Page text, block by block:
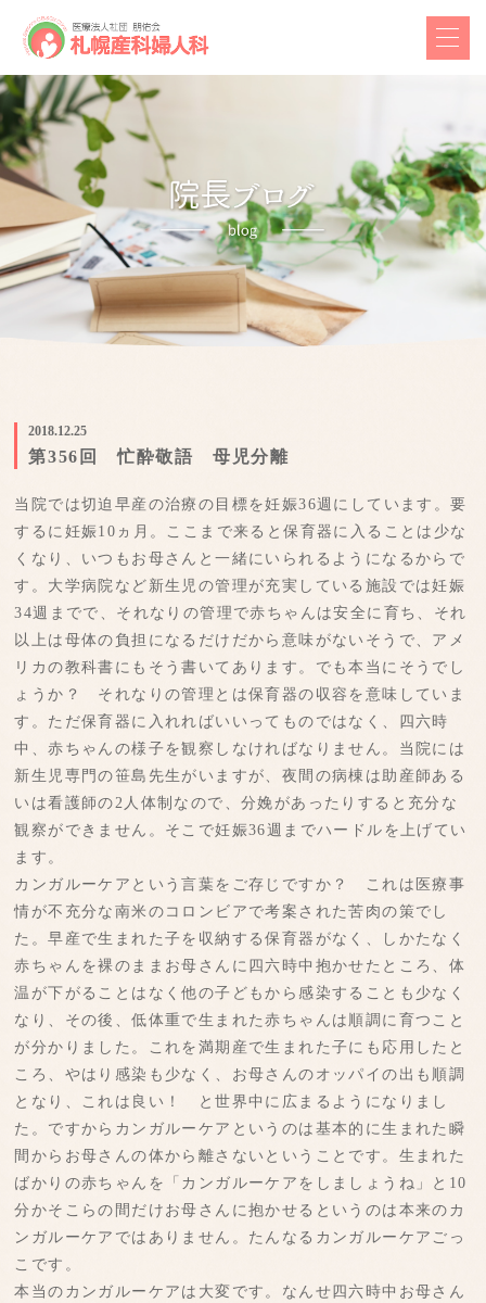
2018.12.25
第356回 忙酔敬語 母児分離
当院では切迫早産の治療の目標を妊娠36週にしています。要
するに妊娠10ヵ月。ここまで来ると保育器に入ることは少な
くなり、いつもお母さんと一緒にいられるようになるからで
す。大学病院など新生児の管理が充実している施設では妊娠
34週までで、それなりの管理で赤ちゃんは安全に育ち、それ
以上は母体の負担になるだけだから意味がないそうで、アメ
リカの教科書にもそう書いてあります。でも本当にそうでし
ょうか？ それなりの管理とは保育器の収容を意味していま
す。ただ保育器に入れればいいってものではなく、四六時
中、赤ちゃんの様子を観察しなければなりません。当院には
新生児専門の笹島先生がいますが、夜間の病棟は助産師ある
いは看護師の2人体制なので、分娩があったりすると充分な
観察ができません。そこで妊娠36週までハードルを上げてい
ます。
カンガルーケアという言葉をご存じですか？ これは医療事
情が不充分な南米のコロンビアで考案された苦肉の策でし
た。早産で生まれた子を収納する保育器がなく、しかたなく
赤ちゃんを裸のままお母さんに四六時中抱かせたところ、体
温が下がることはなく他の子どもから感染することも少なく
なり、その後、低体重で生まれた赤ちゃんは順調に育つこと
が分かりました。これを満期産で生まれた子にも応用したと
ころ、やはり感染も少なく、お母さんのオッパイの出も順調
となり、これは良い！ と世界中に広まるようになりまし
た。ですからカンガルーケアというのは基本的に生まれた瞬
間からお母さんの体から離さないということです。生まれた
ばかりの赤ちゃんを「カンガルーケアをしましょうね」と10
分かそこらの間だけお母さんに抱かせるというのは本来のカ
ンガルーケアではありません。たんなるカンガルーケアごっ
こです。
本当のカンガルーケアは大変です。なんせ四六時中お母さん